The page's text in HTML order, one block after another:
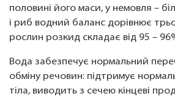
половині його маси, у немовля –
і риб водний баланс дорівнює
рослин розкид складає від 95 –
Вода забезпечує нормальний
обміну речовин: підтримує
тіла, виводить з сечею кінцеві